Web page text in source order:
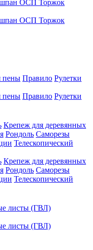
ОСП Торжок
ОСП Торжок
пены Правило Рулетки
пены Правило Рулетки
Крепеж для деревянных
Рондоль Саморезы
Телескопический
Крепеж для деревянных
Рондоль Саморезы
Телескопический
листы (ГВЛ)
листы (ГВЛ)